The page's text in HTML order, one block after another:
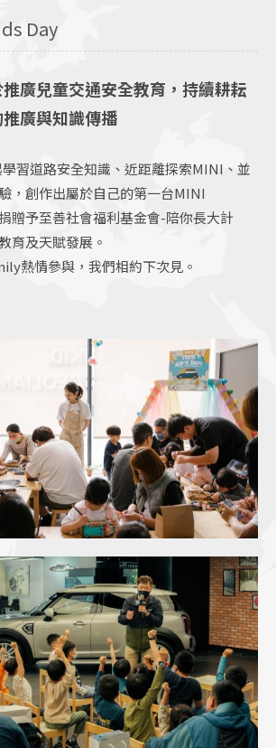
Day
廣兒童交通安全教育，持續耕耘
廣與知識傳播
習道路安全知識、近距離探索MINI、並
，創作出屬於自己的第一台MINI
贈予至善社會福利基金會-陪你長大計
育及天賦發展。
熱情參與，我們相約下次見。